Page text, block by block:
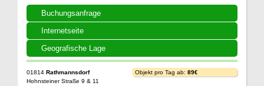
Buchungsanfrage
Internetseite
Geografische Lage
01814 Rathmannsdorf
Hohnsteiner Straße 9 & 11
Objekt pro Tag ab: 89€